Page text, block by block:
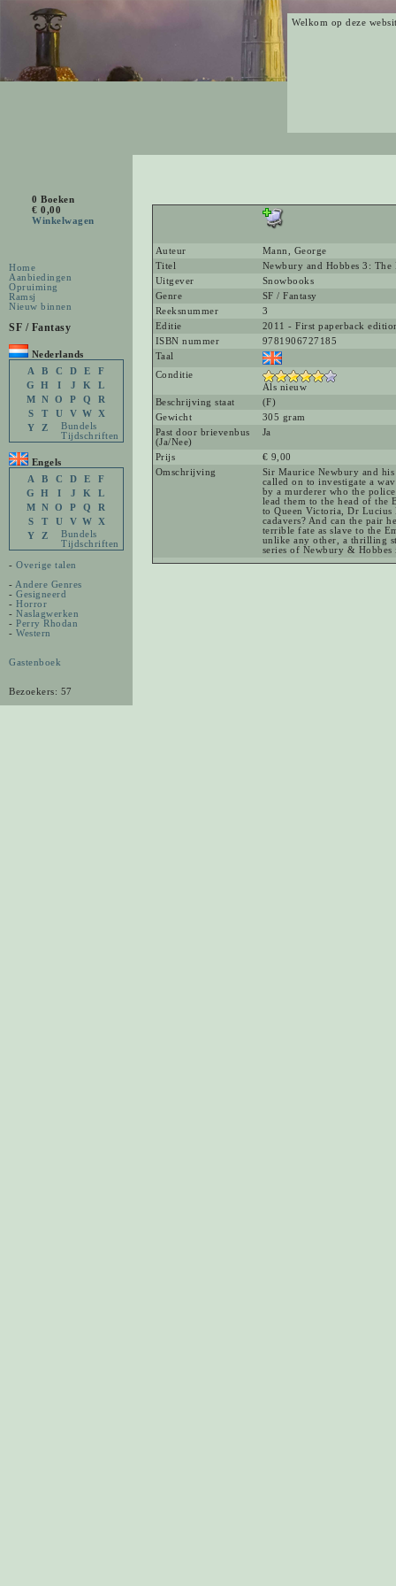
Welkom op deze
0 Boeken
€ 0,00
Winkelwagen
Home
Aanbiedingen
Opruiming
Ramsj
Nieuw binnen
SF / Fantasy
Nederlands
A
B C D E
F
G
H I J K
L
M
N O P Q
R
S
T U V W
X
Y
Z
Bundels
Tijdschriften
Engels
A
B C D E
F
G
H I J K
L
M
N O P Q
R
S
T U V W
X
Y
Z
Bundels
Tijdschriften
- Overige talen
- Andere Genres
- Gesigneerd
- Horror
- Naslagwerken
- Perry Rhodan
- Western
Gastenboek
Bezoekers: 57
Auteur
Mann, George
Titel
Newbury and Hobbes 3:
Uitgever
Snowbooks
Genre
SF / Fantasy
Reeksnummer
3
Editie
2011 - First paperback
ISBN nummer
9781906727185
Taal
Conditie
Als nieuw
Beschrijving staat
(F)
Gewicht
305 gram
Past door brievenbus
(Ja/Nee)
Ja
Prijs
€ 9,00
Omschrijving
Sir Maurice Newbury and
called on to investigate a
by a murderer who the
lead them to the head of the
to Queen Victoria, Dr Lucius
cadavers? And can the pair
terrible fate as slave to the
unlike any other, a thrilling
series of Newbury & Hobbes